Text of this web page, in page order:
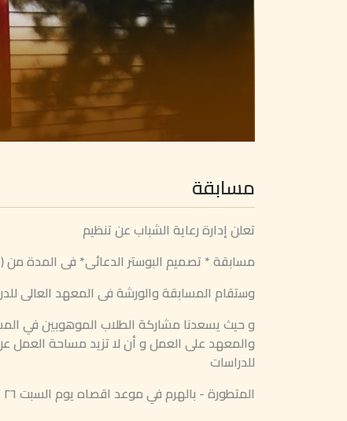
مسابقة
تعلن إدارة رعاية الشباب عن تنظيم
مسابقة * تصميم البوستر الدعائى* فى المدة من ( 20-10-2024 حتى 29-10-2024)
وستقام المسابقة والورشة فى المعهد العالى
و حيث يسعدنا مشاركة الطلاب الموهوبين في
للدراسات
المتطورة - بالهرم في موعد اقصاه يوم السبت ٢٦ / ١٠ / ٢٠٢٤